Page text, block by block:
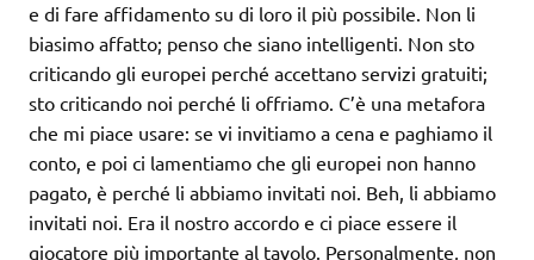
e di fare affidamento su di loro il più possibile. Non li
biasimo affatto; penso che siano intelligenti. Non sto
criticando gli europei perché accettano servizi gratuiti;
sto criticando noi perché li offriamo. C’è una metafora
che mi piace usare: se vi invitiamo a cena e paghiamo il
conto, e poi ci lamentiamo che gli europei non hanno
pagato, è perché li abbiamo invitati noi. Beh, li abbiamo
invitati noi. Era il nostro accordo e ci piace essere il
giocatore più importante al tavolo. Personalmente, non